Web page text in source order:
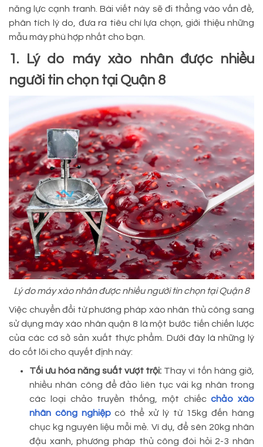
năng lực cạnh tranh. Bài viết này sẽ đi thẳng vào vấn đề,
phân tích lý do, đưa ra tiêu chí lựa chọn, giới thiệu những
mẫu máy phù hợp nhất cho bạn.
1. Lý do máy xào nhân được nhiều
người tin chọn tại Quận 8
Lý do máy xào nhân được nhiều người tin chọn tại Quận 8
Việc chuyển đổi từ phương pháp xào nhân thủ công sang
sử dụng máy xào nhân quận 8 là một bước tiến chiến lược
của các cơ sở sản xuất thực phẩm. Dưới đây là những lý
do cốt lõi cho quyết định này:
Tối ưu hóa năng suất vượt trội: Thay vì tốn hàng giờ,
nhiều nhân công để đảo liên tục vài kg nhân trong
các loại chảo truyền thống, một chiếcchảo xào
nhân công nghiệpcó thể xử lý từ 15kg đến hàng
chục kg nguyên liệu mỗi mẻ. Ví dụ, để sên 20kg nhân
đậu xanh, phương pháp thủ công đòi hỏi 2-3 nhân